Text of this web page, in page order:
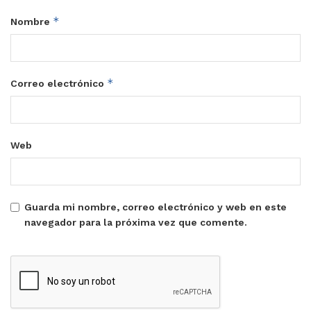
Nombre *
Correo electrónico *
Web
Guarda mi nombre, correo electrónico y web en este
navegador para la próxima vez que comente.